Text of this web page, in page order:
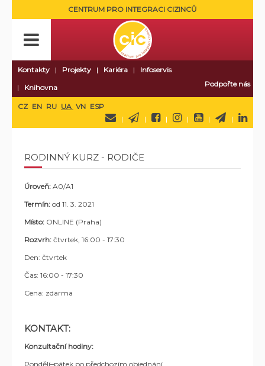
CENTRUM PRO INTEGRACI CIZINCŮ
Kontakty Projekty Kariéra
Infoservis
Knihovna
Podpořte nás
CZ EN RU UA VN ESP
RODINNÝ KURZ - RODIČE
Úroveň: A0/A1
Termín: od 11. 3. 2021
Místo: ONLINE (Praha)
Rozvrh: čtvrtek, 16:00 - 17:30
Den: čtvrtek
Čas: 16:00 - 17:30
Cena: zdarma
KONTAKT:
Konzultační hodiny:
Pondělí–pátek po předchozím objednání.